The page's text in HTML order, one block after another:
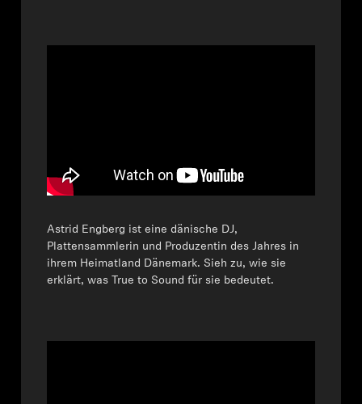
Astrid Engberg ist eine dänische DJ,
Plattensammlerin und Produzentin des Jahres in
ihrem Heimatland Dänemark. Sieh zu, wie sie
erklärt, was True to Sound für sie bedeutet.